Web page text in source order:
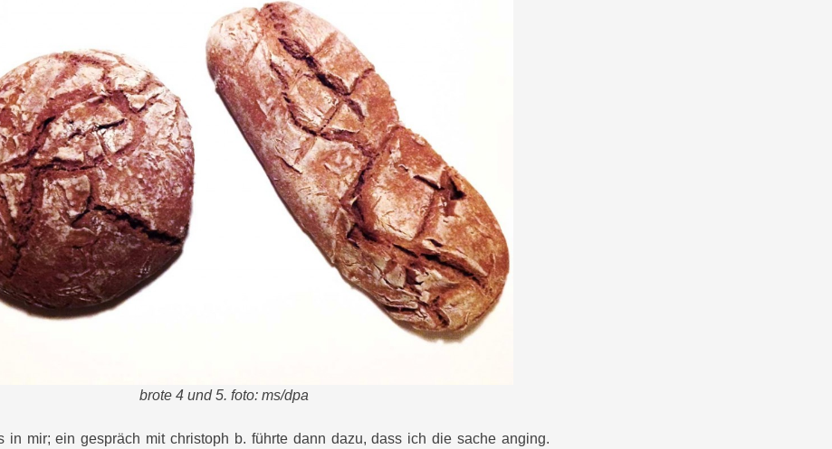
brote 4 und 5. foto: ms/dpa
in mir; ein gespräch mit christoph b. führte dann dazu, dass ich die sache anging.